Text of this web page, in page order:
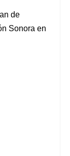
de
Sonora en